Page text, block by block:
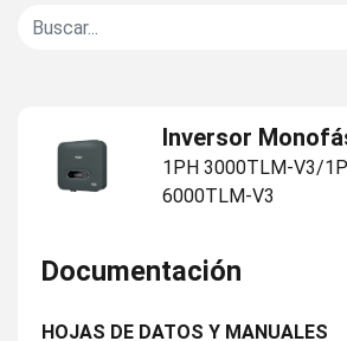
Inversor
1PH 3000TLM-V3/
6000TLM-V3
Documentación
HOJAS DE DATOS Y MANUALES